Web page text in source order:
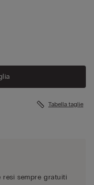
Tabella taglie
resi sempre gratuiti